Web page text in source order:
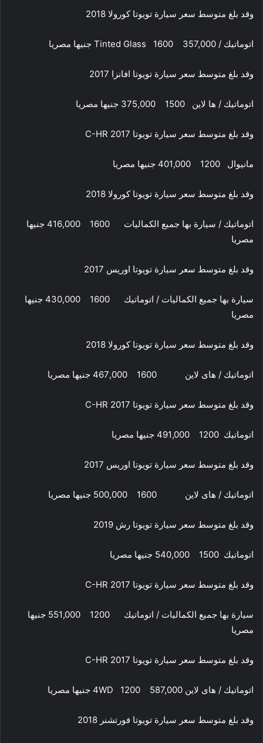
وقد بلغ متوسط سعر سيارة تويوتا كورولا 2018
اتوماتيك / Tinted Glass 1600 357,000 جنيها مصريا
وقد بلغ متوسط سعر سيارة تويوتا افانزا 2017
اتوماتيك / ها لاين 1500 375,000 جنيها مصريا
وقد بلغ متوسط سعر سيارة تويوتا C-HR 2017
مانيوال 1200 401,000 جنيها مصريا
وقد بلغ متوسط سعر سيارة تويوتا كورولا 2018
اتوماتيك / سيارة بها جميع الكماليات 1600 416,000 جنيها
مصريا
وقد بلغ متوسط سعر سيارة تويوتا اوريس 2017
سيارة بها جميع الكماليات / اتوماتيك 1600 430,000 جنيها
مصريا
وقد بلغ متوسط سعر سيارة تويوتا كورولا 2018
اتوماتيك / هاى لاين 1600 467,000 جنيها مصريا
وقد بلغ متوسط سعر سيارة تويوتا C-HR 2017
اتوماتيك 1200 491,000 جنيها مصريا
وقد بلغ متوسط سعر سيارة تويوتا اوريس 2017
اتوماتيك / هاى لاين 1600 500,000 جنيها مصريا
وقد بلغ متوسط سعر سيارة تويوتا رش 2019
اتوماتيك 1500 540,000 جنيها مصريا
وقد بلغ متوسط سعر سيارة تويوتا C-HR 2017
سيارة بها جميع الكماليات / اتوماتيك 1200 551,000 جنيها
مصريا
وقد بلغ متوسط سعر سيارة تويوتا C-HR 2017
اتوماتيك / هاى لاين 4WD 1200 587,000 جنيها مصريا
وقد بلغ متوسط سعر سيارة تويوتا فورتشنر 2018